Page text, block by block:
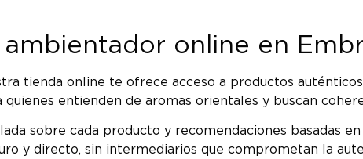
online en
tienda online te ofrece acceso a productos
entienden de aromas orientales y buscan
sobre cada producto y recomendaciones basadas
y directo, sin intermediarios que comprometan la